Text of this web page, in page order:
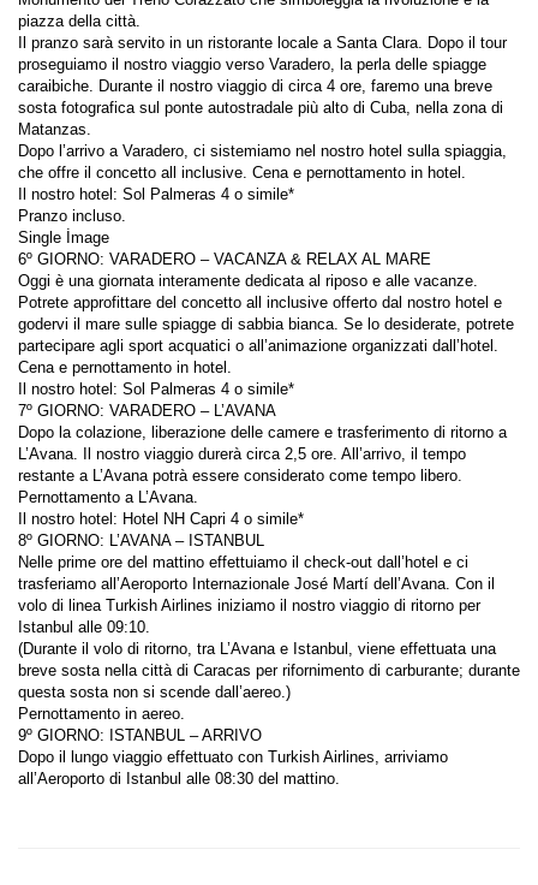
Il pranzo sarà servito in un ristorante locale a Santa Clara. Dopo il tour
proseguiamo il nostro viaggio verso Varadero, la perla delle spiagge
caraibiche. Durante il nostro viaggio di circa 4 ore, faremo una breve
sosta fotografica sul ponte autostradale più alto di Cuba, nella zona di
Dopo l’arrivo a Varadero, ci sistemiamo nel nostro hotel sulla spiaggia,
Oggi è una giornata interamente dedicata al riposo e alle vacanze.
Potrete approfittare del concetto all inclusive offerto dal nostro hotel e
godervi il mare sulle spiagge di sabbia bianca. Se lo desiderate, potrete
Dopo la colazione, liberazione delle camere e trasferimento di ritorno a
L’Avana. Il nostro viaggio durerà circa 2,5 ore. All’arrivo, il tempo
Nelle prime ore del mattino effettuiamo il check-out dall’hotel e ci
trasferiamo all’Aeroporto Internazionale José Martí dell’Avana. Con il
volo di linea Turkish Airlines iniziamo il nostro viaggio di ritorno per
(Durante il volo di ritorno, tra L’Avana e Istanbul, viene effettuata una
breve sosta nella città di Caracas per rifornimento di carburante; durante
Dopo il lungo viaggio effettuato con Turkish Airlines, arriviamo